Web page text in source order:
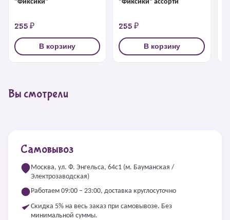
"Фиксики"
255 ₽
В корзину
"Фиксики" ассорти
255 ₽
В корзину
Вы смотрели
Самовывоз
Москва, ул. Ф. Энгельса, 64с1 (м. Бауманская /
Электрозаводская)
Работаем 09:00 – 23:00, доставка круглосуточно
Скидка 5% на весь заказ при самовывозе. Без
минимальной суммы.